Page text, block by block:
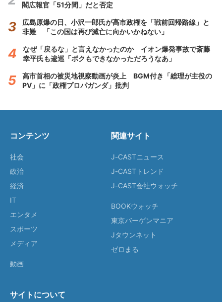
閣広報官「51分間」だと否定
広島原爆の日、小沢一郎氏が高市政権を「戦前回帰路線」と
非難 「この国は再び滅亡に向かいかねない」
なぜ「戻るな」と言えなかったのか イオン爆発事故で斎藤
幸平氏も逡巡「ボクもできなかっただろうなあ」
高市首相の被災地視察動画が炎上 BGM付き「総理が主役の
PV」に「政権プロパガンダ」批判
コンテンツ
社会
政治
経済
IT
エンタメ
スポーツ
メディア
動画
関連サイト
J-CASTニュース
J-CASTトレンド
J-CAST会社ウォッチ
BOOKウォッチ
東京バーゲンマニア
Jタウンネット
ゼロまる
サイトについて